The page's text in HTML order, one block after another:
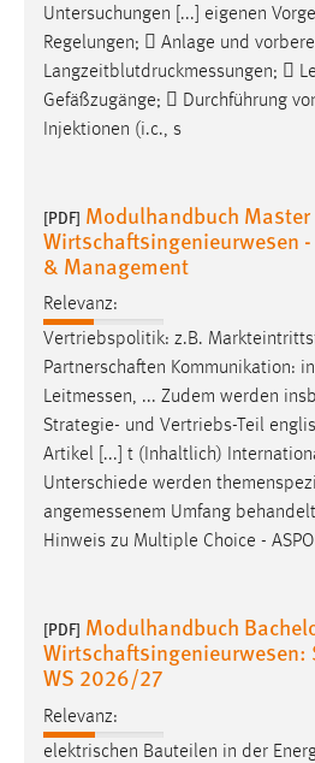
Untersuchungen [...] eigenen
Regelungen;  Anlage und
Langzeitblutdruckmessungen; 
Gefäßzugänge;  Durchführung
Injektionen (i.c., s
[PDF] Modulhandbuch Master
Wirtschaftsingenieurwesen
& Management
Relevanz:
Vertriebspolitik: z.B.
Partnerschaften Kommunikation:
Leitmessen, ... Zudem werden
Strategie- und Vertriebs-Teil
Artikel [...] t (Inhaltlich)
Unterschiede werden
angemessenem Umfang
Hinweis zu Multiple Choice -
[PDF] Modulhandbuch
Wirtschaftsingenieurwesen:
WS 2026/27
Relevanz:
elektrischen Bauteilen in der
Name:
Zweck:
Zugriffsstatistik
MARKETING
Marketing Cookies werden von
verwendet, um personalisierte
Sie tun dies, indem sie
hinweg verfolgen.
Google Ads
Name:
Google Ireland Limited
Zweck:
Conversion-Tracking
Cookie Laufzeit: